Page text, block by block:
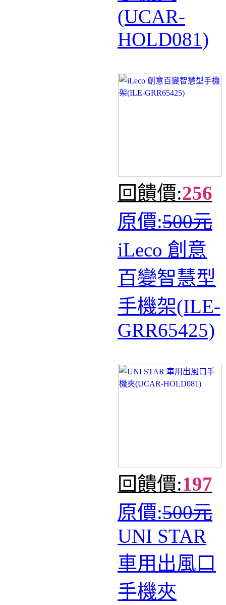
(UCAR-
HOLD081)
回饋價:256
原價:500元
iLeco 創意
百變智慧型
手機架(ILE-
GRR65425)
回饋價:197
原價:500元
UNI STAR
車用出風口
手機夾